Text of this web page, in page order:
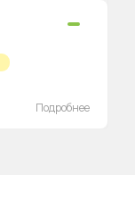
Подробнее